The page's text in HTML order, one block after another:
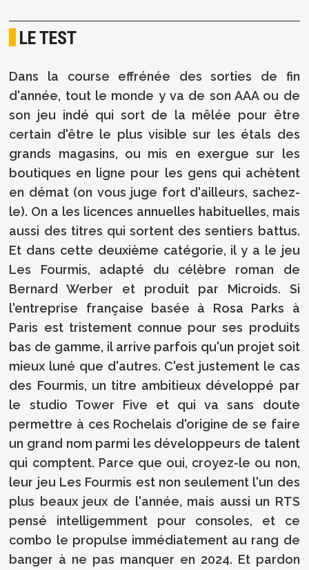
LE TEST
Dans la course effrénée des sorties de fin
d'année, tout le monde y va de son AAA ou de
son jeu indé qui sort de la mêlée pour être
certain d'être le plus visible sur les étals des
grands magasins, ou mis en exergue sur les
boutiques en ligne pour les gens qui achètent
en démat (on vous juge fort d'ailleurs, sachez-
le). On a les licences annuelles habituelles, mais
aussi des titres qui sortent des sentiers battus.
Et dans cette deuxième catégorie, il y a le jeu
Les Fourmis, adapté du célèbre roman de
Bernard Werber et produit par Microids. Si
l'entreprise française basée à Rosa Parks à
Paris est tristement connue pour ses produits
bas de gamme, il arrive parfois qu'un projet soit
mieux luné que d'autres. C'est justement le cas
des Fourmis, un titre ambitieux développé par
le studio Tower Five et qui va sans doute
permettre à ces Rochelais d'origine de se faire
un grand nom parmi les développeurs de talent
qui comptent. Parce que oui, croyez-le ou non,
leur jeu Les Fourmis est non seulement l'un des
plus beaux jeux de l'année, mais aussi un RTS
pensé intelligemment pour consoles, et ce
combo le propulse immédiatement au rang de
banger à ne pas manquer en 2024. Et pardon